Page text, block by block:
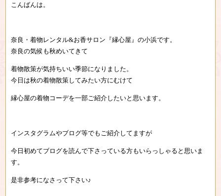
こんばんは。
奈良・着物レンタル&お香サロン『縁心屋』の小浜です。
奈良の気候も秋めいてきて
着物散策が気持ちいい季節になりました。
今日は秋の着物散策してみたい方にむけて
縁心屋の着物コーデを一部ご紹介したいと思います。
インスタグラムやブログ等でもご紹介してますが
今日初めてブログを読んで下さっている方もいらっしゃると思いま
す。
是非参考になさって下さい♪